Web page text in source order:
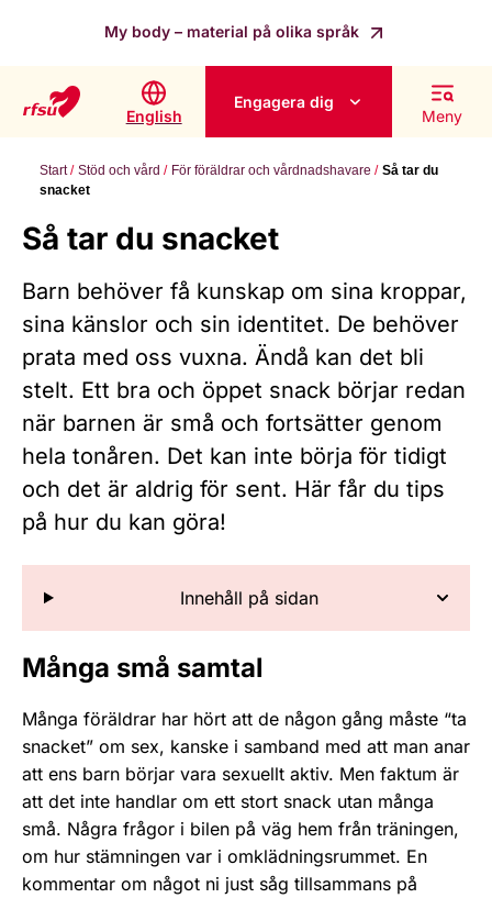
My body – material på olika språk
English
Engagera dig
Meny
Start Stöd och vård För föräldrar och vårdnadshavare
Så tar du
snacket
Så tar du snacket
Barn behöver få kunskap om sina kroppar,
sina känslor och sin identitet. De behöver
prata med oss vuxna. Ändå kan det bli
stelt. Ett bra och öppet snack börjar redan
när barnen är små och fortsätter genom
hela tonåren. Det kan inte börja för tidigt
och det är aldrig för sent. Här får du tips
på hur du kan göra!
Innehåll på sidan
Många små samtal
Många föräldrar har hört att de någon gång måste “ta
snacket” om sex, kanske i samband med att man anar
att ens barn börjar vara sexuellt aktiv. Men faktum är
att det inte handlar om ett stort snack utan många
små. Några frågor i bilen på väg hem från träningen,
om hur stämningen var i omklädningsrummet. En
kommentar om något ni just såg tillsammans på